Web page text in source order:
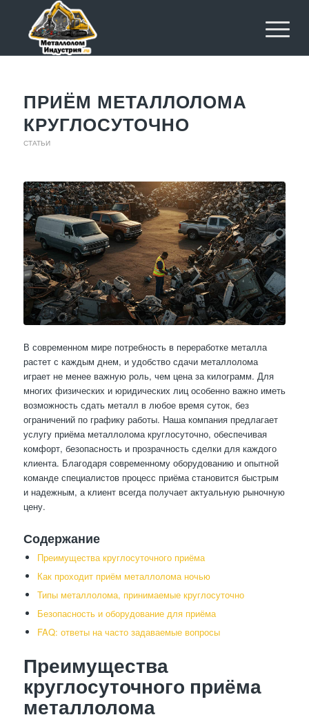
ПРИЁМ МЕТАЛЛОЛОМА
КРУГЛОСУТОЧНО
СТАТЬИ
В современном мире потребность в переработке металла
растет с каждым днем, и удобство сдачи металлолома
играет не менее важную роль, чем цена за килограмм. Для
многих физических и юридических лиц особенно важно иметь
возможность сдать металл в любое время суток, без
ограничений по графику работы. Наша компания предлагает
услугу приёма металлолома круглосуточно, обеспечивая
комфорт, безопасность и прозрачность сделки для каждого
клиента. Благодаря современному оборудованию и опытной
команде специалистов процесс приёма становится быстрым
и надежным, а клиент всегда получает актуальную рыночную
цену.
Содержание
Преимущества круглосуточного приёма
Как проходит приём металлолома ночью
Типы металлолома, принимаемые круглосуточно
Безопасность и оборудование для приёма
FAQ: ответы на часто задаваемые вопросы
Преимущества
круглосуточного приёма
металлолома